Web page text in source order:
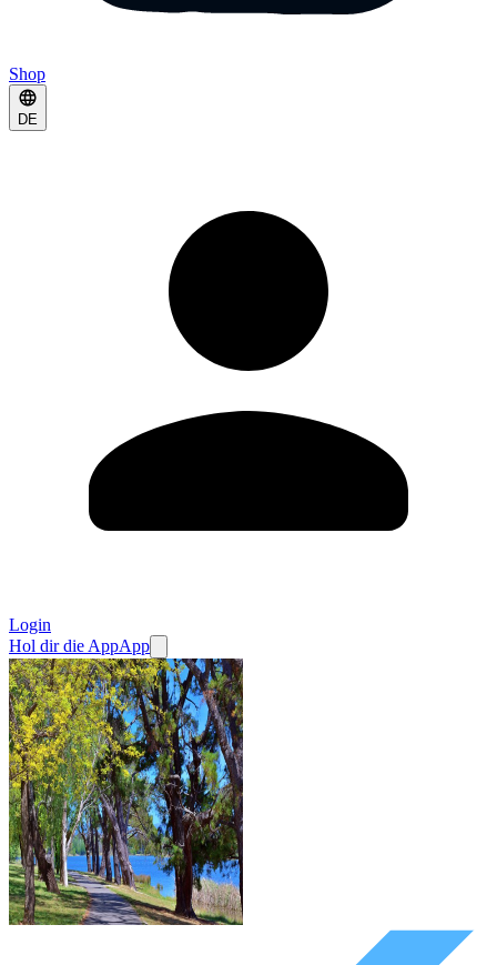
Shop
DE
Login
Hol dir die AppApp